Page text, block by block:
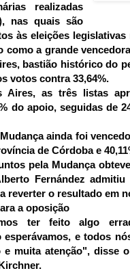
realizadas
nas quais são
às eleições
como a grande
bastião histórico do
votos contra 33,64%.
Aires, as três listas
do apoio, seguidas de
ainda foi
de Córdoba e
pela Mudança
Fernández
reverter o resultado em
a oposição
ter feito algo
esperávamos, e todos
muita atenção", disse